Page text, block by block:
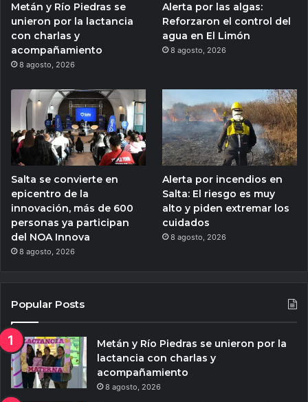
Metán y Río Piedras se
unieron por la lactancia
con charlas y
acompañamiento
8 agosto, 2026
Alerta por las algas:
Reforzaron el control del
agua en El Limón
8 agosto, 2026
Salta se convierte en
epicentro de la
innovación, más de 600
personas ya participan
del NOA Innova
8 agosto, 2026
Alerta por incendios en
Salta: El riesgo es muy
alto y piden extremar los
cuidados
8 agosto, 2026
Popular Posts
Metán y Río Piedras se unieron por la
lactancia con charlas y
acompañamiento
8 agosto, 2026